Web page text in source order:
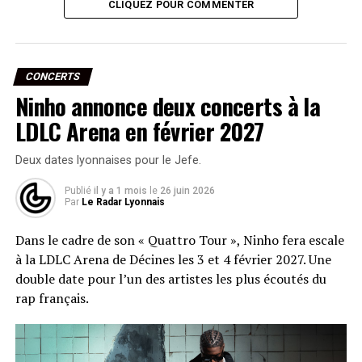
CLIQUEZ POUR COMMENTER
CONCERTS
Ninho annonce deux concerts à la
LDLC Arena en février 2027
Deux dates lyonnaises pour le Jefe.
Publié il y a 1 mois le 26 juin 2026
Par Le Radar Lyonnais
Dans le cadre de son « Quattro Tour », Ninho fera escale
à la LDLC Arena de Décines les 3 et 4 février 2027. Une
double date pour l’un des artistes les plus écoutés du
rap français.